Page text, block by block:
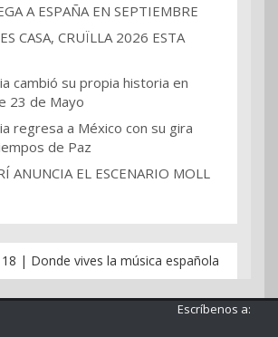
A ESPAÑA EN SEPTIEMBRE
CASA, CRUÏLLA 2026 ESTA
cambió su propia historia en
23 de Mayo
regresa a México con su gira
de Paz
ANUNCIA EL ESCENARIO MOLL
| Donde vives la música española
Escríbenos a: